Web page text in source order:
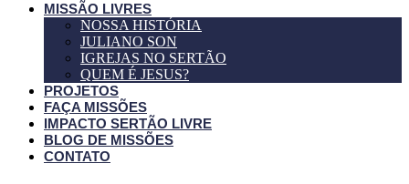
MISSÃO LIVRES
NOSSA HISTÓRIA
JULIANO SON
IGREJAS NO SERTÃO
QUEM É JESUS?
PROJETOS
FAÇA MISSÕES
IMPACTO SERTÃO LIVRE
BLOG DE MISSÕES
CONTATO